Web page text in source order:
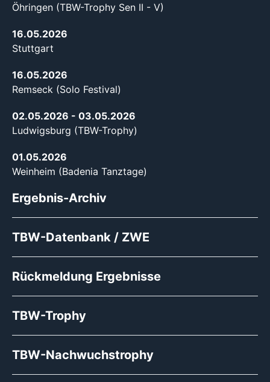
Öhringen (TBW-Trophy Sen II - V)
16.05.2026
Stuttgart
16.05.2026
Remseck (Solo Festival)
02.05.2026 - 03.05.2026
Ludwigsburg (TBW-Trophy)
01.05.2026
Weinheim (Badenia Tanztage)
Ergebnis-Archiv
TBW-Datenbank / ZWE
Rückmeldung Ergebnisse
TBW-Trophy
TBW-Nachwuchstrophy